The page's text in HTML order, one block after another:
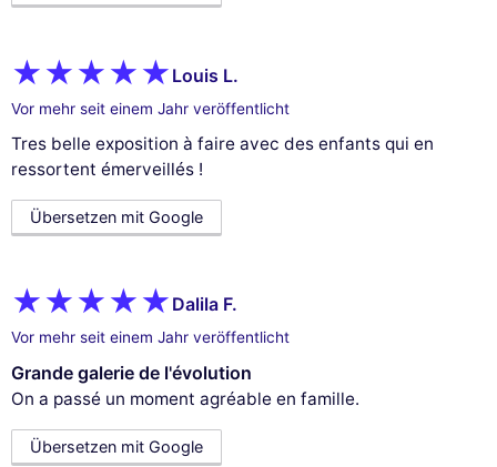
Louis L.
Vor mehr seit einem Jahr veröffentlicht
Tres belle exposition à faire avec des enfants qui en
ressortent émerveillés !
Übersetzen mit Google
Dalila F.
Vor mehr seit einem Jahr veröffentlicht
Grande galerie de l'évolution
On a passé un moment agréable en famille.
Übersetzen mit Google